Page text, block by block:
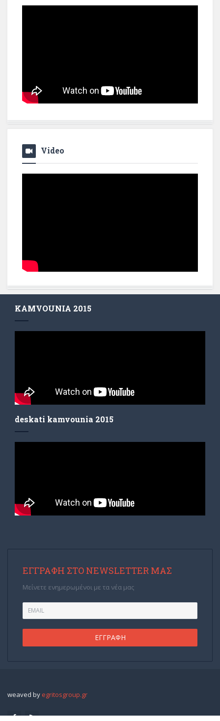
Video
KAMVOUNIA 2015
deskati kamvounia 2015
ΕΓΓΡΑΦΉ ΣΤΟ NEWSLETTER ΜΑΣ
Μείνετε ενημερωμένοι με τα νέα μας
weaved by egritosgroup.gr